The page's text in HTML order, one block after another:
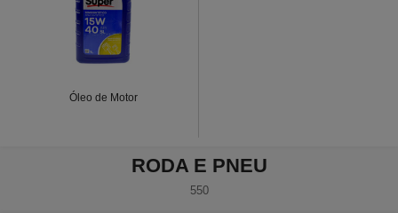
Óleo de Motor
RODA E PNEU
550